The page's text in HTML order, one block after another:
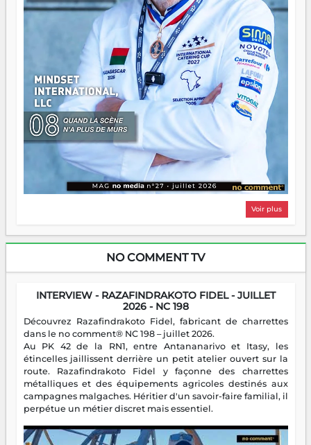
Voir plus
NO COMMENT TV
INTERVIEW - RAZAFINDRAKOTO FIDEL - JUILLET
2026 - NC 198
Découvrez Razafindrakoto Fidel, fabricant de charrettes
dans le no comment® NC 198 – juillet 2026.
Au PK 42 de la RN1, entre Antananarivo et Itasy, les
étincelles jaillissent derrière un petit atelier ouvert sur la
route. Razafindrakoto Fidel y façonne des charrettes
métalliques et des équipements agricoles destinés aux
campagnes malgaches. Héritier d'un savoir-faire familial, il
perpétue un métier discret mais essentiel.